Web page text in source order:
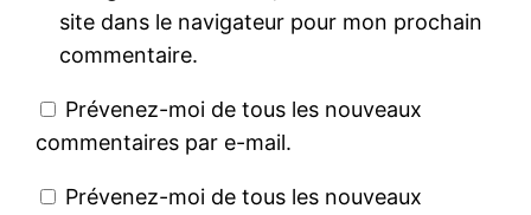
site dans le navigateur pour mon prochain
commentaire.
Prévenez-moi de tous les nouveaux
commentaires par e-mail.
Prévenez-moi de tous les nouveaux